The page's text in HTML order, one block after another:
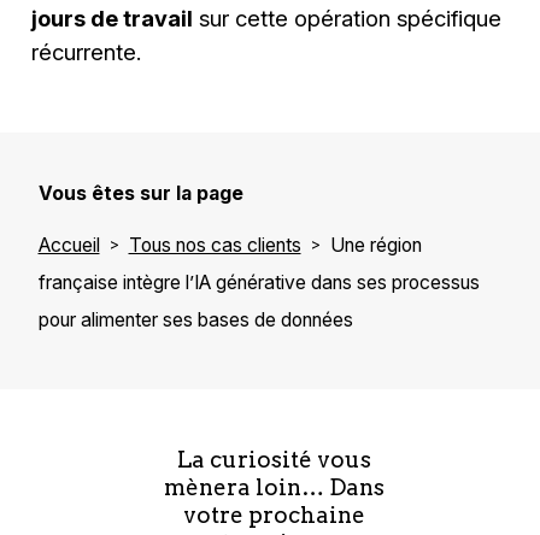
jours de travail sur cette opération spécifique
récurrente.
Vous êtes sur la page
Accueil Tous nos cas clients
Une région
française intègre l’IA générative dans ses processus
pour alimenter ses bases de données
La curiosité vous
mènera loin… Dans
votre prochaine